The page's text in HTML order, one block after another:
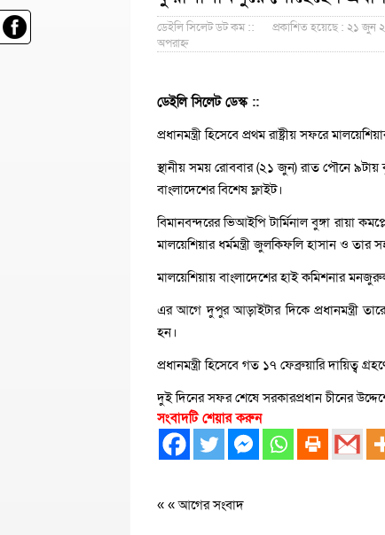
ডেইলি সিলেট ডট কম ::
প্রকাশিত হয়েছে : ২১ জুন
অপরাহ্ন
ডেইলি সিলেট ডেস্ক ::
প্রধানমন্ত্রী হিসেবে প্রথম রাষ্ট্রীয় সফরে
স্থানীয় সময় রোববার (২১ জুন) রাত পৌনে ৯টায়
বাংলাদেশের বিশেষ ফ্লাইট।
বিমানবন্দরের ভিআইপি টার্মিনাল বুঙ্গা রায়া
মালয়েশিয়ার ধর্মমন্ত্রী জুলকিফলি হাসান ও তার
মালয়েশিয়ায় বাংলাদেশের হাই কমিশনার
এর আগে দুপুর আড়াইটার দিকে প্রধানমন্ত্রী
হন।
প্রধানমন্ত্রী হিসেবে গত ১৭ ফেব্রুয়ারি দায়িত্ব
দুই দিনের সফর শেষে সরকারপ্রধান চীনের
সংবাদটি শেয়ার করুন
« «আগের সংবাদ